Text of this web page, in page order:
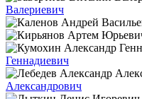
Валериевич
Геннадиевич
Александрович